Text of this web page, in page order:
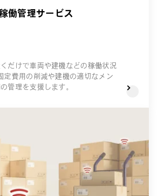
働管理サービス
だけで車両や建機などの稼働状況
定費用の削減や建機の適切なメン
管理を支援します。